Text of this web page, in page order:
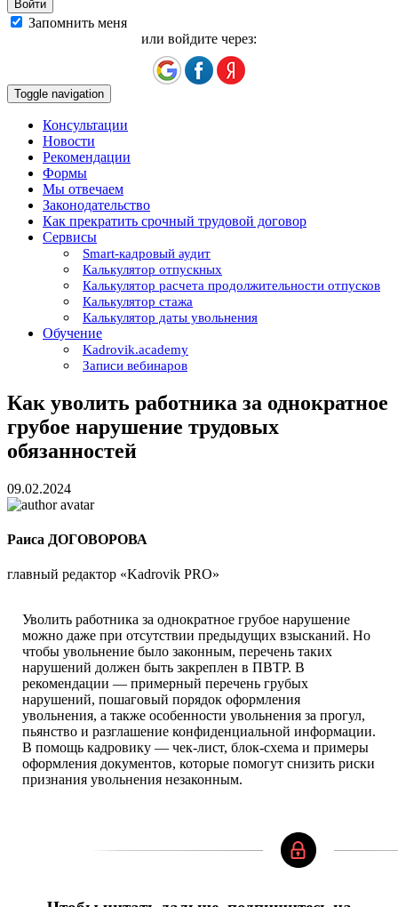
Запомнить меня
или войдите через:
Toggle navigation
Консультации
Новости
Рекомендации
Формы
Мы отвечаем
Законодательство
Как прекратить срочный трудовой договор
Сервисы
Smart-кадровый аудит
Калькулятор отпускных
Калькулятор расчета продолжительности отпусков
Калькулятор стажа
Калькулятор даты увольнения
Обучение
Kadrovik.academy
Записи вебинаров
Как уволить работника за однократное
грубое нарушение трудовых
обязанностей
09.02.2024
Раиса ДОГОВОРОВА
главный редактор «Kadrovik PRO»
Уволить работника за однократное грубое нарушение
можно даже при отсутствии предыдущих взысканий. Но
чтобы увольнение было законным, перечень таких
нарушений должен быть закреплен в ПВТР. В
рекомендации — примерный перечень грубых
нарушений, пошаговый порядок оформления
увольнения, а также особенности увольнения за прогул,
пьянство и разглашение конфиденциальной информации.
В помощь кадровику — чек-лист, блок-схема и примеры
оформления документов, которые помогут снизить риски
признания увольнения незаконным.